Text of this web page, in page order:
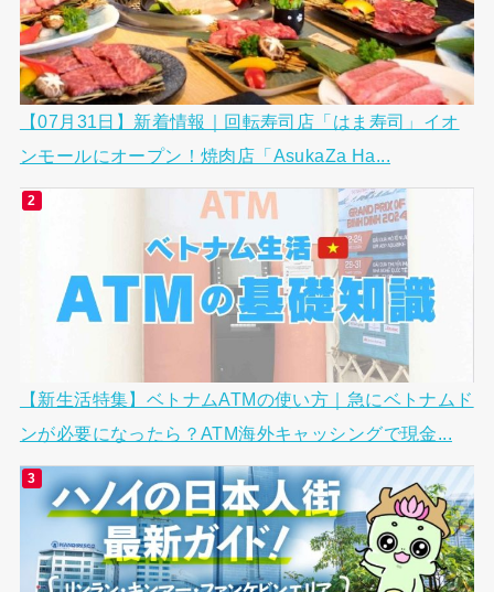
【07月31日】新着情報｜回転寿司店「はま寿司」イオ
ンモールにオープン！焼肉店「AsukaZa Ha...
【新生活特集】ベトナムATMの使い方｜急にベトナムド
ンが必要になったら？ATM海外キャッシングで現金...